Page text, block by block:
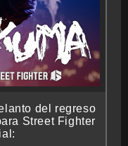
del regreso
Street Fighter